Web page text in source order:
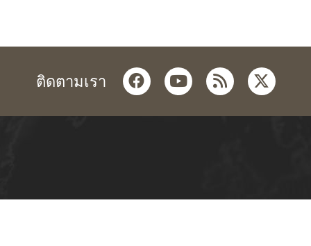
ติดตามเรา facebookyoutube
rss twitter